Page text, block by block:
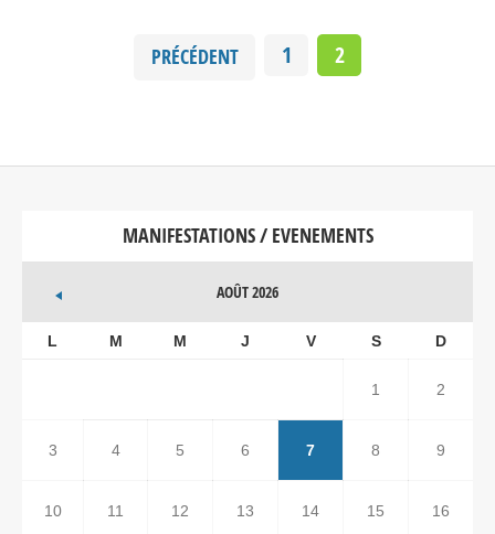
PRÉCÉDENT 1 2
MANIFESTATIONS / EVENEMENTS
AOÛT 2026
L M M J V S D
1 2
3 4 5 6 7 8 9
10 11 12 13 14 15 16